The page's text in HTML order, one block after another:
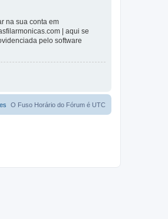
na sua conta em
| aqui se
pelo software
O Fuso Horário do Fórum é UTC